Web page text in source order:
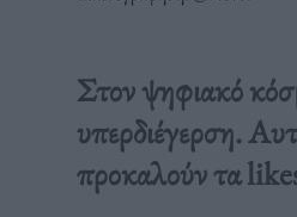
Στον ψηφιακό
υπερδιέγερση.
προκαλούν τα